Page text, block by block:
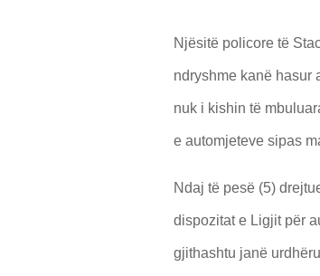
Njësitë policore të
ndryshme kanë hasur
nuk i kishin të
e automjeteve sipas
Ndaj të pesë (5)
dispozitat e Ligjit për
gjithashtu janë